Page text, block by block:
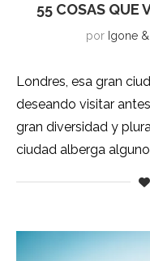
55 COSAS QUE
por Igone
Londres, esa gran
deseando visitar
gran diversidad y
ciudad alberga